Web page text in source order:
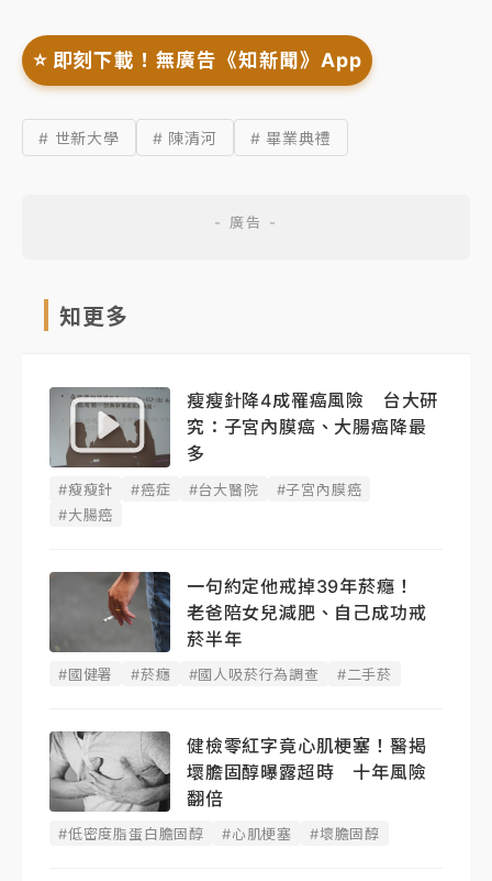
⭐️ 即刻下載！無廣告《知新聞》App
# 世新大學 # 陳清河 # 畢業典禮
知更多
瘦瘦針降4成罹癌風險 台大研
究：子宮內膜癌、大腸癌降最
多
#瘦瘦針 #癌症 #台大醫院
#子宮內膜癌
#大腸癌
一句約定他戒掉39年菸癮！
老爸陪女兒減肥、自己成功戒
菸半年
#國健署 #菸癮 #國人吸菸行為調查 #二手菸
健檢零紅字竟心肌梗塞！醫揭
壞膽固醇曝露超時 十年風險
翻倍
#低密度脂蛋白膽固醇 #心肌梗塞 #壞膽固醇